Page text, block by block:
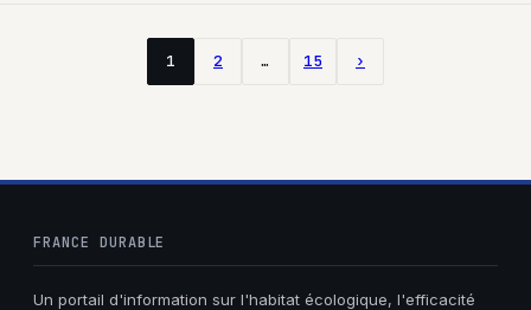
1 2 … 15 ›
FRANCE DURABLE
Un portail d'information sur l'habitat écologique, l'efficacité